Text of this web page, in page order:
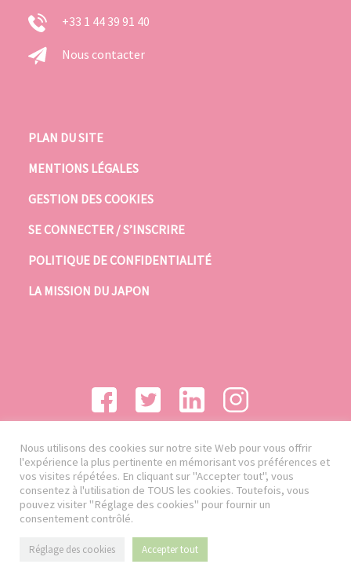
+33 1 44 39 91 40
Nous contacter
PLAN DU SITE
MENTIONS LÉGALES
GESTION DES COOKIES
SE CONNECTER / S’INSCRIRE
POLITIQUE DE CONFIDENTIALITÉ
LA MISSION DU JAPON
Nous utilisons des cookies sur notre site Web pour vous offrir
l'expérience la plus pertinente en mémorisant vos préférences et
vos visites répétées. En cliquant sur "Accepter tout", vous
consentez à l'utilisation de TOUS les cookies. Toutefois, vous
pouvez visiter "Réglage des cookies" pour fournir un
consentement contrôlé.
Réglage des cookies Accepter tout